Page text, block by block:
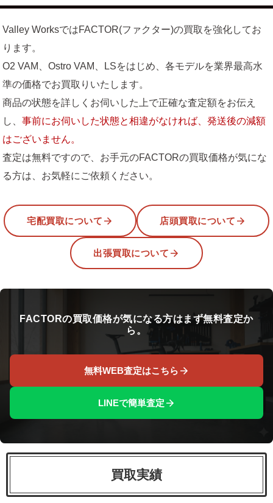
Valley WorksではFACTOR(ファクター)の買取を強化してお
ります。
O2 VAM、Ostro VAM、LSをはじめ、各モデルを業界最高水
準の価格でお買取りいたします。
商品の状態を詳しくお伺いした上で正確な査定額をお伝え
し、事前にお伺いした状態と相違がなければ、発送後の減額
はございません。
査定は無料ですので、お手元のFACTORの買取価格が気にな
る方は、お気軽にご依頼ください。
宅配買取について 店頭買取について
出張買取について
FACTORの買取価格が気になる方はまず無料査定か
ら。
無料WEB査定はこちら
LINEで簡単査定
買取実績